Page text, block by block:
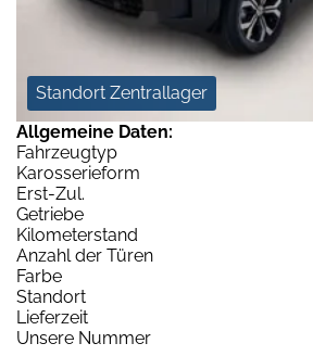
Standort Zentrallager
Allgemeine Daten:
Fahrzeugtyp
Karosserieform
Erst-Zul.
Getriebe
Kilometerstand
Anzahl der Türen
Farbe
Standort
Lieferzeit
Unsere Nummer